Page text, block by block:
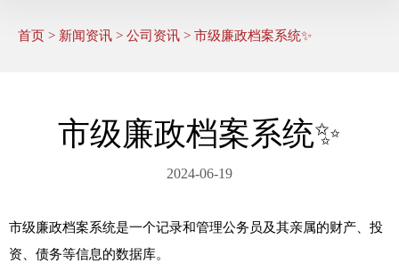
首页 > 新闻资讯 > 公司资讯 > 市级廉政档案系统✨
市级廉政档案系统✨
2024-06-19
市级廉政档案系统是一个记录和管理公务员及其亲属的财产、投
资、债务等信息的数据库。